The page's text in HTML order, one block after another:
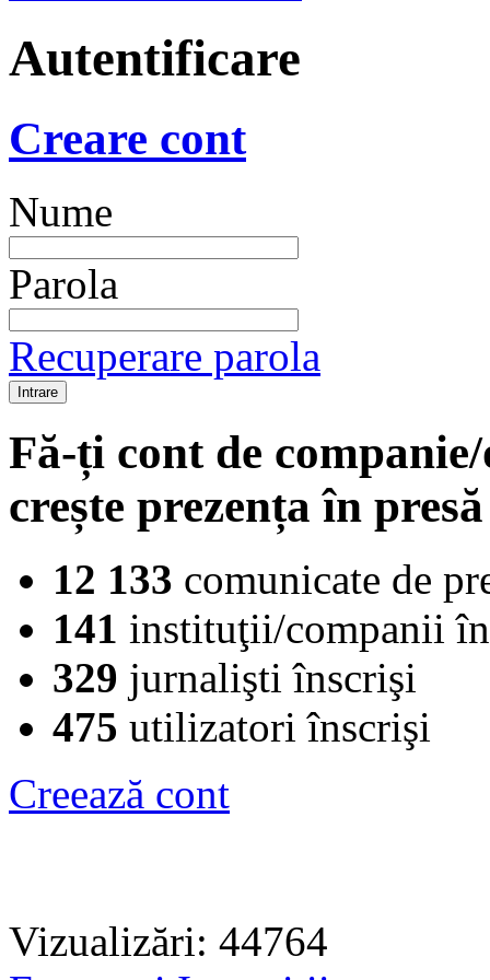
Autentificare
Creare cont
Nume
Parola
Recuperare parola
Fă-ți cont de
crește prezența în
12 133 comunicate de
141 instituţii/companii
329 jurnalişti înscrişi
475 utilizatori înscrişi
Creează cont
Vizualizări: 44764